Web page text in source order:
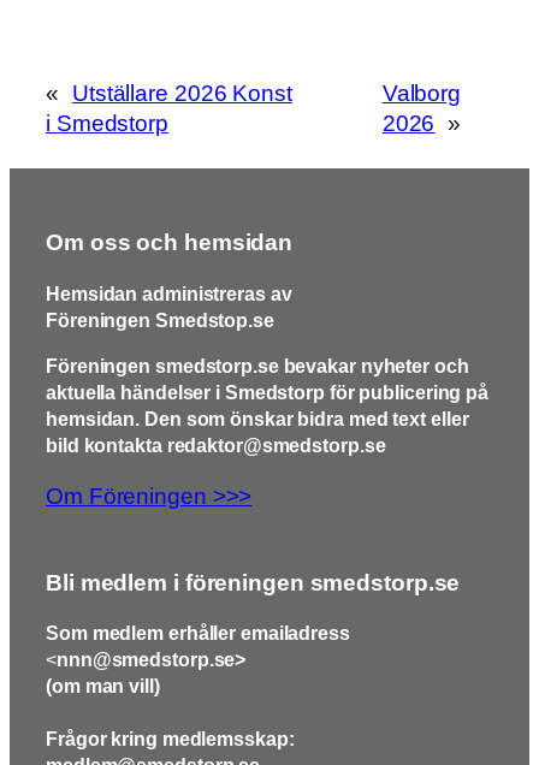
«
Utställare 2026 Konst
i Smedstorp
Valborg
2026 »
Om oss och hemsidan
Hemsidan administreras av
Föreningen Smedstop.se
Föreningen smedstorp.se bevakar nyheter och
aktuella händelser i Smedstorp för publicering på
hemsidan. Den som önskar bidra med text eller
bild kontakta redaktor@smedstorp.se
Om Föreningen >>>
Bli medlem i föreningen smedstorp.se
Som medlem erhåller emailadress
<nnn@smedstorp.se>
(om man vill)
Frågor kring medlemsskap: